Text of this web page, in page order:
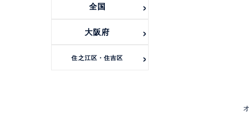
全国
大阪府
住之江区・住吉区